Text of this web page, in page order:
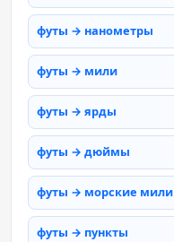
футы → нанометры
футы → мили
футы → ярды
футы → дюймы
футы → морские мили
футы → пункты